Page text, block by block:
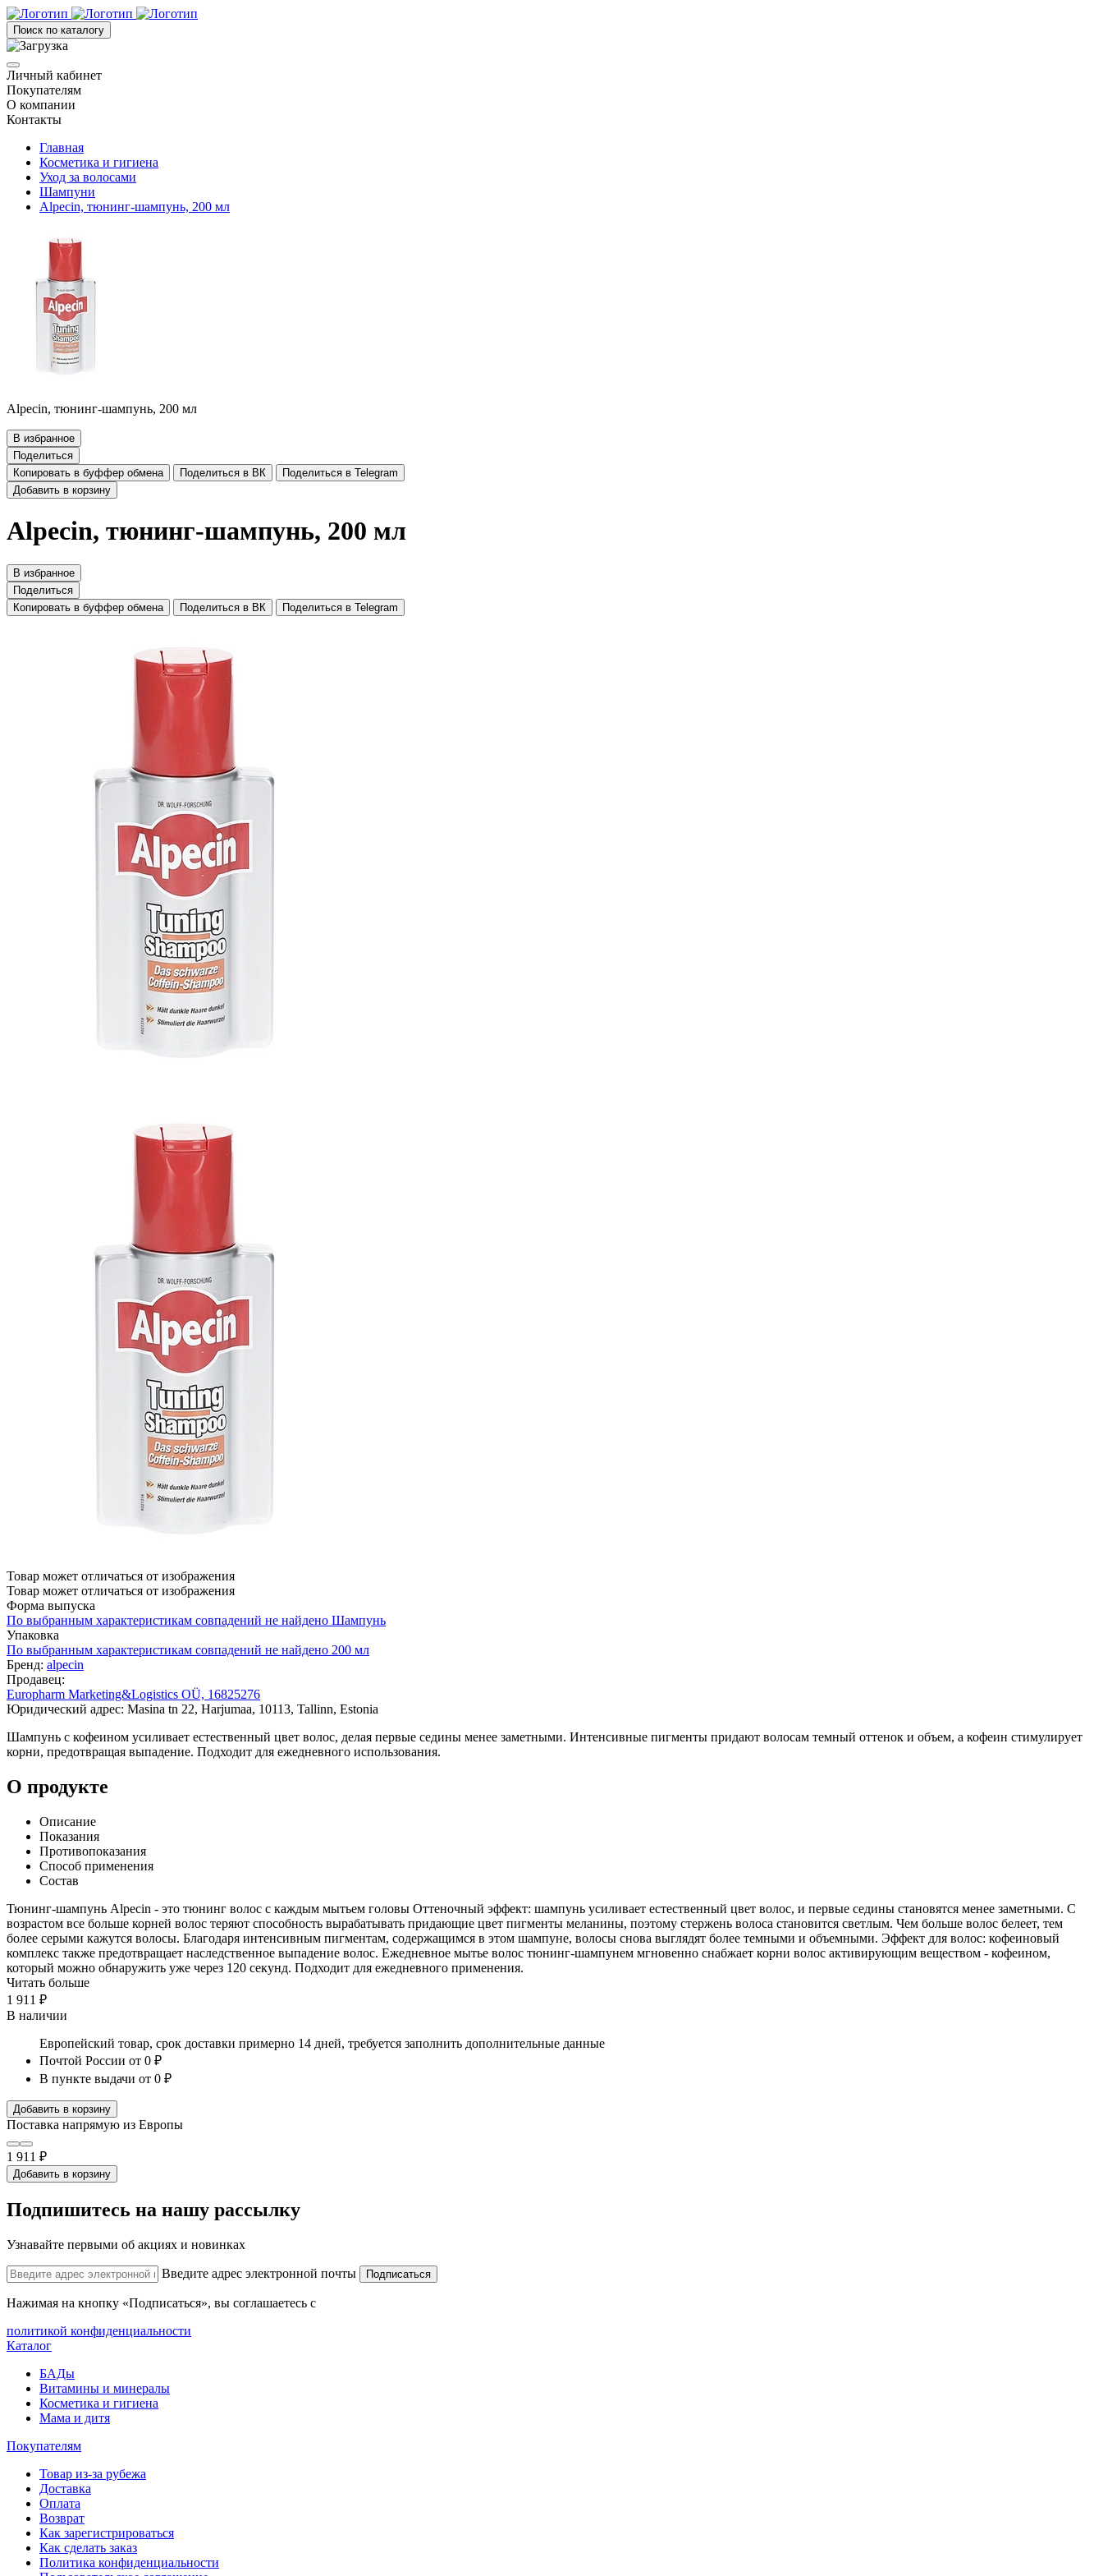
Поиск по каталогу
Личный кабинет
Покупателям
О компании
Контакты
Главная
Косметика и гигиена
Уход за волосами
Шампуни
Alpecin, тюнинг-шампунь, 200 мл
Alpecin, тюнинг-шампунь, 200 мл
В избранное
Поделиться
Копировать в буффер обмена
Поделиться в ВК
Поделиться в Telegram
Добавить в корзину
Alpecin, тюнинг-шампунь, 200 мл
В избранное
Поделиться
Копировать в буффер обмена
Поделиться в ВК Поделиться в Telegram
Товар может отличаться от изображения
Товар может отличаться от изображения
Форма выпуска
По выбранным характеристикам совпадений не найдено Шампунь
Упаковка
По выбранным характеристикам совпадений не найдено 200 мл
Бренд: alpecin
Продавец:
Europharm Marketing&Logistics OÜ, 16825276
Юридический адрес: Masina tn 22, Harjumaa, 10113, Tallinn, Estonia
Шампунь с кофеином усиливает естественный цвет волос, делая первые седины менее заметными. Интенсивные пигменты придают волосам темный оттенок и объем, а кофеин стимулирует
корни, предотвращая выпадение. Подходит для ежедневного использования.
О продукте
Описание
Показания
Противопоказания
Способ применения
Состав
Тюнинг-шампунь Alpecin - это тюнинг волос с каждым мытьем головы Оттеночный эффект: шампунь усиливает естественный цвет волос, и первые седины становятся менее заметными. С
возрастом все больше корней волос теряют способность вырабатывать придающие цвет пигменты меланины, поэтому стержень волоса становится светлым. Чем больше волос белеет, тем
более серыми кажутся волосы. Благодаря интенсивным пигментам, содержащимся в этом шампуне, волосы снова выглядят более темными и объемными. Эффект для волос: кофеиновый
комплекс также предотвращает наследственное выпадение волос. Ежедневное мытье волос тюнинг-шампунем мгновенно снабжает корни волос активирующим веществом - кофеином,
который можно обнаружить уже через 120 секунд. Подходит для ежедневного применения.
Читать больше
1 911 ₽
В наличии
Европейский товар, срок доставки примерно 14 дней, требуется заполнить дополнительные данные
Почтой России от 0 ₽
В пункте выдачи от 0 ₽
Добавить в корзину
Поставка напрямую из Европы
1 911 ₽
Добавить в корзину
Подпишитесь на нашу рассылку
Узнавайте первыми об акциях и новинках
Введите адрес электронной почты Подписаться
Нажимая на кнопку «Подписаться», вы соглашаетесь с
политикой конфиденциальности
Каталог
БАДы
Витамины и минералы
Косметика и гигиена
Мама и дитя
Покупателям
Товар из-за рубежа
Доставка
Оплата
Возврат
Как зарегистрироваться
Как сделать заказ
Политика конфиденциальности